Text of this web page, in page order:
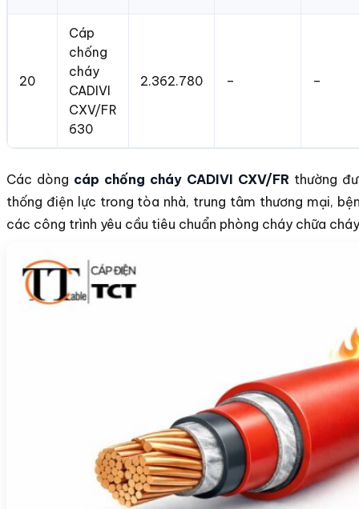
20
Cáp
chống
cháy
CADIVI
CXV/FR
630
2.362.780 – –
Các dòng cáp chống cháy CADIVI CXV/FR thường
thống điện lực trong tòa nhà, trung tâm thương mại,
các công trình yêu cầu tiêu chuẩn phòng cháy chữa